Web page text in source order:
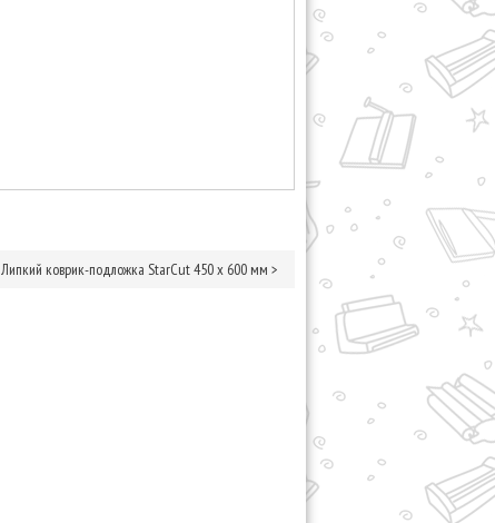
Липкий коврик-подложка StarCut 450 x 600 мм >